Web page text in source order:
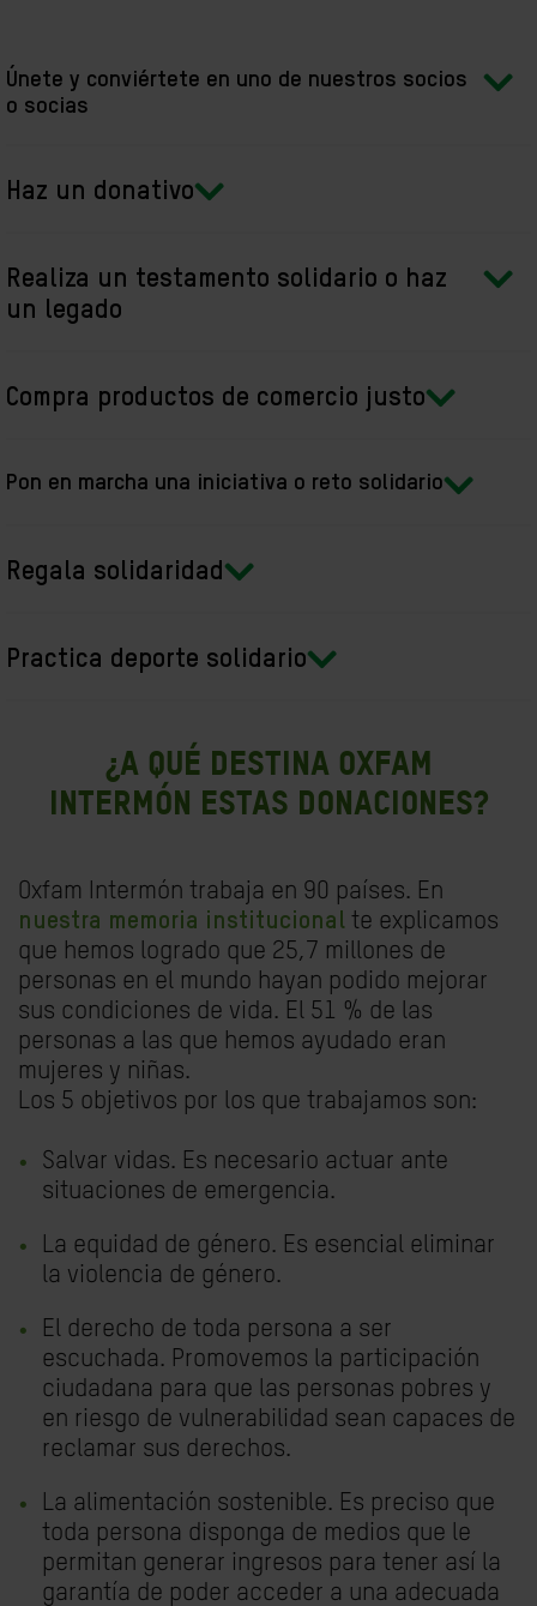
Únete y conviértete en uno de nuestros socios
o socias
Haz un donativo
Realiza un testamento solidario o haz
un legado
Compra productos de comercio justo
Pon en marcha una iniciativa o reto solidario
Regala solidaridad
Practica deporte solidario
¿A qué destina Oxfam
Intermón estas donaciones?
Oxfam Intermón trabaja en 90 países. En
nuestra memoria institucional te explicamos
que hemos logrado que 25,7 millones de
personas en el mundo hayan podido mejorar
sus condiciones de vida. El 51 % de las
personas a las que hemos ayudado eran
mujeres y niñas.
Los 5 objetivos por los que trabajamos son:
Salvar vidas. Es necesario actuar ante
situaciones de emergencia.
La equidad de género. Es esencial eliminar
la violencia de género.
El derecho de toda persona a ser
escuchada. Promovemos la participación
ciudadana para que las personas pobres y
en riesgo de vulnerabilidad sean capaces de
reclamar sus derechos.
La alimentación sostenible. Es preciso que
toda persona disponga de medios que le
permitan generar ingresos para tener así la
garantía de poder acceder a una adecuada